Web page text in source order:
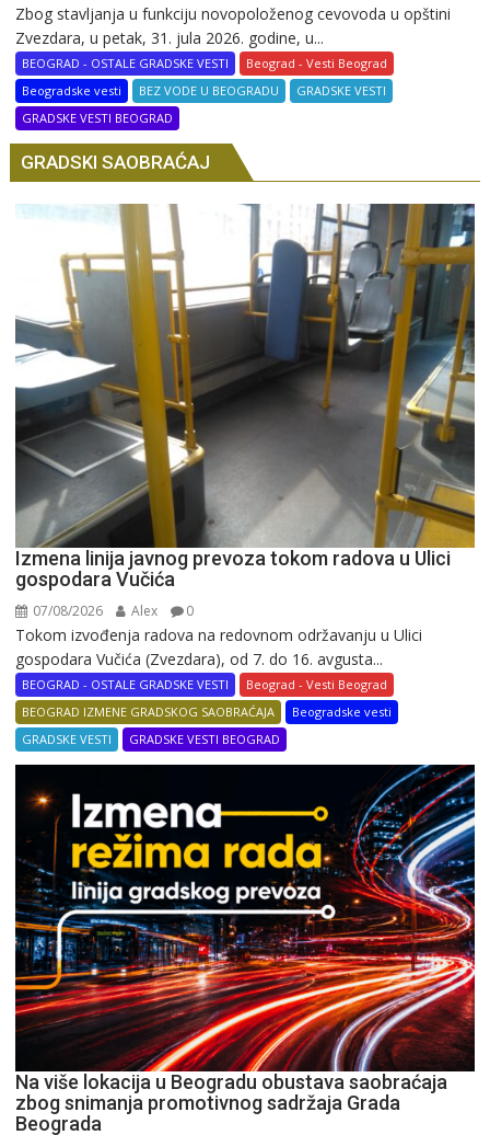
Zbog stavljanja u funkciju novopoloženog cevovoda u opštini
Zvezdara, u petak, 31. jula 2026. godine, u...
BEOGRAD - OSTALE GRADSKE VESTI
Beograd - Vesti Beograd
Beogradske vesti
BEZ VODE U BEOGRADU
GRADSKE VESTI
GRADSKE VESTI BEOGRAD
GRADSKI SAOBRAĆAJ
Izmena linija javnog prevoza tokom radova u Ulici
gospodara Vučića
07/08/2026 Alex 0
Tokom izvođenja radova na redovnom održavanju u Ulici
gospodara Vučića (Zvezdara), od 7. do 16. avgusta...
BEOGRAD - OSTALE GRADSKE VESTI
Beograd - Vesti Beograd
BEOGRAD IZMENE GRADSKOG SAOBRAĆAJA
Beogradske vesti
GRADSKE VESTI
GRADSKE VESTI BEOGRAD
Na više lokacija u Beogradu obustava saobraćaja
zbog snimanja promotivnog sadržaja Grada
Beograda